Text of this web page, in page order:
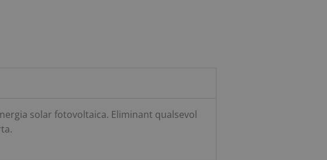
solar fotovoltaica. Eliminant qualsevol